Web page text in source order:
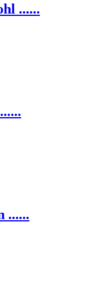
......
......